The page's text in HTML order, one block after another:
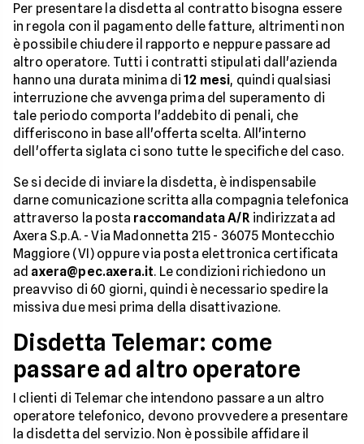
Per presentare la disdetta al contratto bisogna essere
in regola con il pagamento delle fatture, altrimenti non
è possibile chiudere il rapporto e neppure passare ad
altro operatore. Tutti i contratti stipulati dall'azienda
hanno una durata minima di12 mesi, quindi qualsiasi
interruzione che avvenga prima del superamento di
tale periodo comporta l'addebito di penali, che
differiscono in base all'offerta scelta. All'interno
dell'offerta siglata ci sono tutte le specifiche del caso.
Se si decide di inviare la disdetta, è indispensabile
darne comunicazione scritta alla compagnia telefonica
attraverso la posta raccomandata A/Rindirizzata ad
Axera S.p.A. - Via Madonnetta 215 - 36075 Montecchio
Maggiore (VI) oppure via posta elettronica certificata
ad axera@pec.axera.it. Le condizioni richiedono un
preavviso di 60 giorni, quindi è necessario spedire la
missiva due mesi prima della disattivazione.
Disdetta Telemar: come
passare ad altro operatore
I clienti di Telemar che intendono passare a un altro
operatore telefonico, devono provvedere a presentare
la disdetta del servizio. Non è possibile affidare il